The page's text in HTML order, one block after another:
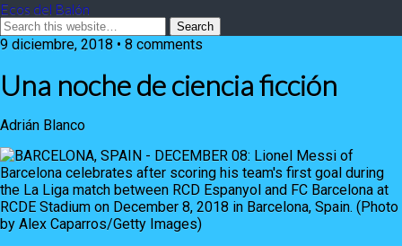
Ecos del Balón
9 diciembre, 2018 • 8 comments
Una noche de ciencia ficción
Adrián Blanco